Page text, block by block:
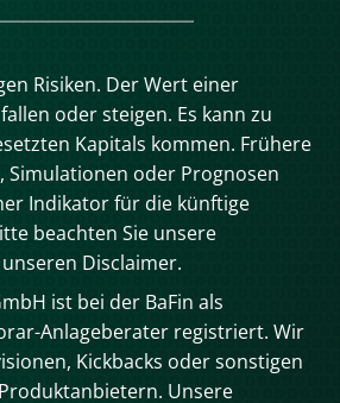
Risiken. Der Wert einer
oder steigen. Es kann zu
Kapitals kommen. Frühere
Simulationen oder Prognosen
Indikator für die künftige
beachten Sie unsere
Disclaimer.
ist bei der BaFin als
Anlageberater registriert. Wir
Kickbacks oder sonstigen
Unsere